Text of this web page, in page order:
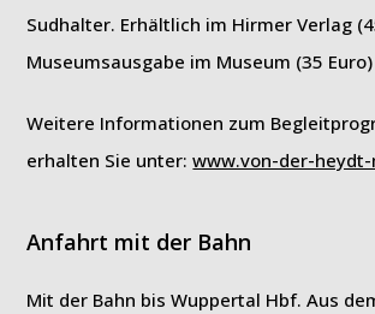
Sudhalter. Erhältlich im Hirmer Verlag
Museumsausgabe im Museum (35 Euro)
Weitere Informationen zum
erhalten Sie unter:www.von-der-
Anfahrt mit der Bahn
Mit der Bahn bis Wuppertal Hbf. Aus